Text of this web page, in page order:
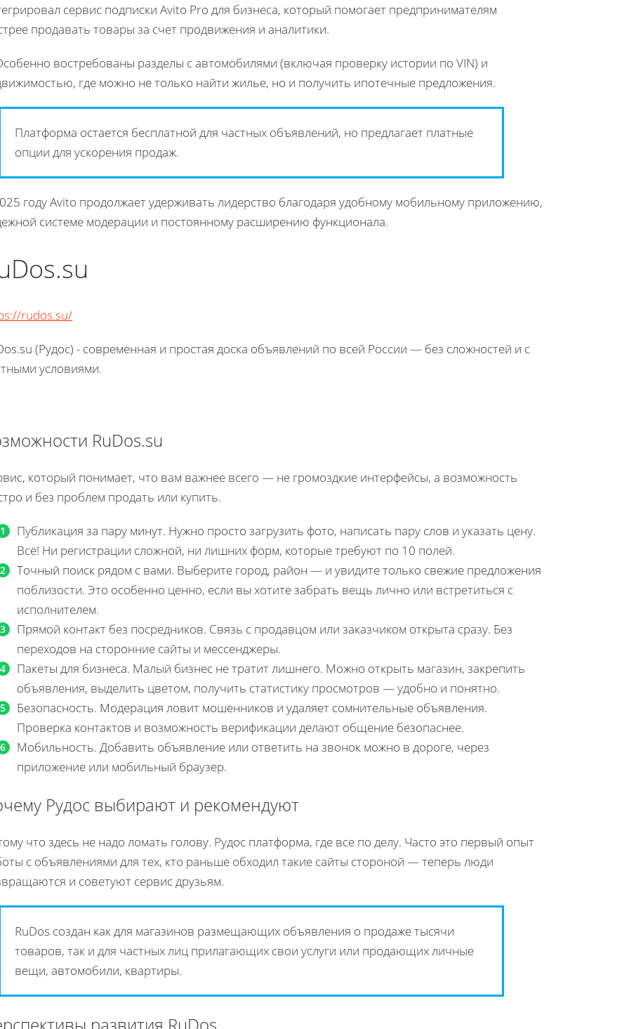
сервис подписки Avito Pro для бизнеса, который помогает предпринимателям
продавать товары за счет продвижения и аналитики.
востребованы разделы с автомобилями (включая проверку истории по VIN) и
где можно не только найти жилье, но и получить ипотечные предложения.
Платформа остается бесплатной для частных объявлений, но предлагает платные
опции для ускорения продаж.
году Avito продолжает удерживать лидерство благодаря удобному мобильному приложению,
системе модерации и постоянному расширению функционала.
rudos.su/
(Рудос) - современная и простая доска объявлений по всей России — без сложностей и с
условиями.
RuDos.su
который понимает, что вам важнее всего — не громоздкие интерфейсы, а возможность
и без проблем продать или купить.
Публикация за пару минут. Нужно просто загрузить фото, написать пару слов и указать цену.
Всё! Ни регистрации сложной, ни лишних форм, которые требуют по 10 полей.
Точный поиск рядом с вами. Выберите город, район — и увидите только свежие предложения
поблизости. Это особенно ценно, если вы хотите забрать вещь лично или встретиться с
исполнителем.
Прямой контакт без посредников. Связь с продавцом или заказчиком открыта сразу. Без
переходов на сторонние сайты и мессенджеры.
Пакеты для бизнеса. Малый бизнес не тратит лишнего. Можно открыть магазин, закрепить
объявления, выделить цветом, получить статистику просмотров — удобно и понятно.
Безопасность. Модерация ловит мошенников и удаляет сомнительные объявления.
Проверка контактов и возможность верификации делают общение безопаснее.
Мобильность. Добавить объявление или ответить на звонок можно в дороге, через
приложение или мобильный браузер.
Рудос выбирают и рекомендуют
что здесь не надо ломать голову. Рудос платформа, где все по делу. Часто это первый опыт
с объявлениями для тех, кто раньше обходил такие сайты стороной — теперь люди
и советуют сервис друзьям.
RuDos создан как для магазинов размещающих объявления о продаже тысячи
товаров, так и для частных лиц прилагающих свои услуги или продающих личные
вещи, автомобили, квартиры.